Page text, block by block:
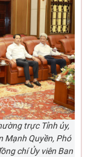
trực Tỉnh ủy,
Mạnh Quyền, Phó
chí Ủy viên Ban